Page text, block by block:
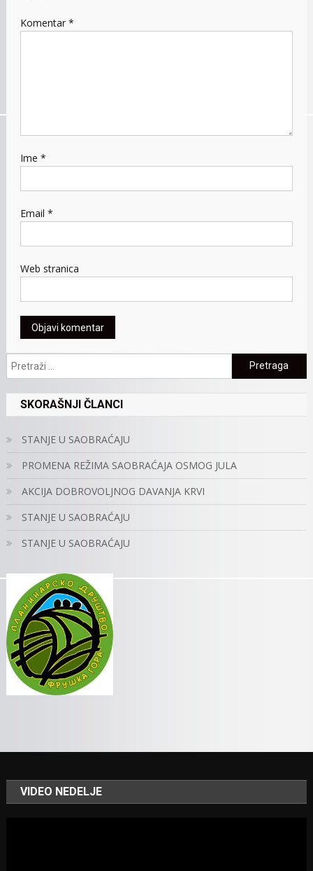
Komentar *
Ime *
Email *
Web stranica
Pretraga:
SKORAŠNJI ČLANCI
STANJE U SAOBRAĆAJU
PROMENA REŽIMA SAOBRAĆAJA OSMOG JULA
AKCIJA DOBROVOLJNOG DAVANJA KRVI
STANJE U SAOBRAĆAJU
STANJE U SAOBRAĆAJU
VIDEO NEDELJE